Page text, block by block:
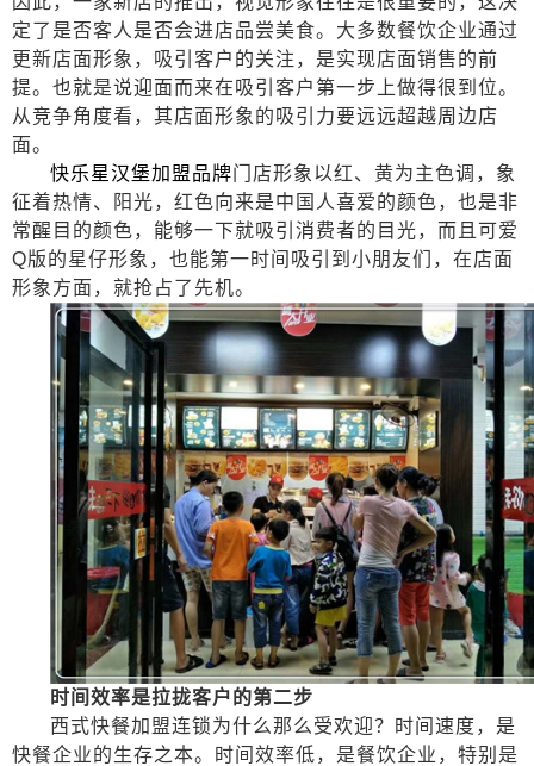
定了是否客人是否会进店品尝美食。 大多数餐饮企业通过
更新店面形象，吸引客户的关注，是实现店面销售的前
提。也就是说迎面而来在吸引客户第一步上做得很到位。
从竞争角度看，其店面形象的吸引力要远远超越周边店
面。
快乐星汉堡加盟品牌门店形象以红、黄为主色调，象
征着热情、阳光，红色向来是中国人喜爱的颜色，也是非
常醒目的颜色，能够一下就吸引消费者的目光，而且可爱
Q版的星仔形象，也能第一时间吸引到小朋友们，在店面
形象方面，就抢占了先机。
时间效率是拉拢客户的第二步
西式快餐加盟连锁为什么那么受欢迎？
时间速度，是
快餐企业的生存之本。时间效率低，是餐饮企业，特别是